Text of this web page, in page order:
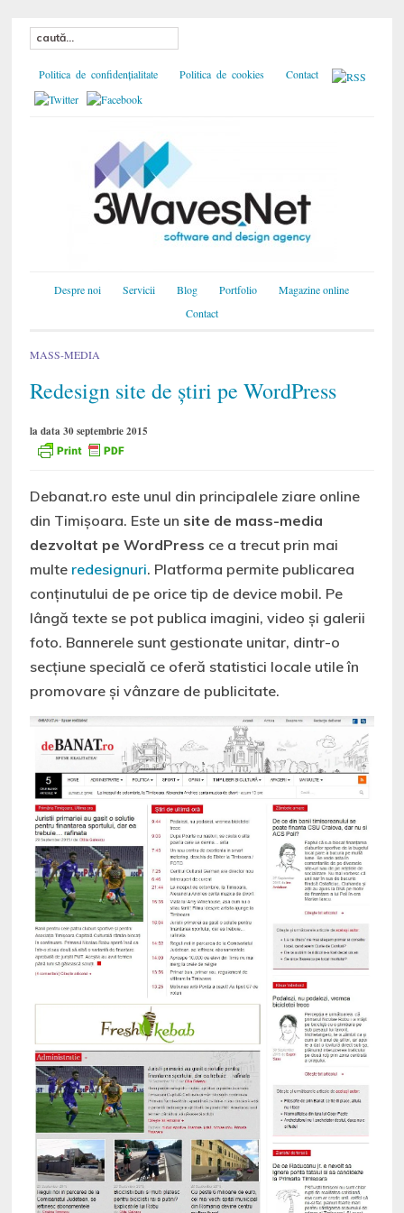
Politica de confidențialitate Politica de cookies Contact
Despre noi Servicii Blog Portfolio
Magazine online
Contact
MASS-MEDIA
Redesign site de știri pe WordPress
la data 30 septembrie 2015
Debanat.ro este unul din principalele ziare online
din Timișoara. Este un site de mass-media
dezvoltat pe WordPress ce a trecut prin mai
multe redesignuri. Platforma permite publicarea
conținutului de pe orice tip de device mobil. Pe
lângă texte se pot publica imagini, video și galerii
foto. Bannerele sunt gestionate unitar, dintr-o
secțiune specială ce oferă statistici locale utile în
promovare și vânzare de publicitate.